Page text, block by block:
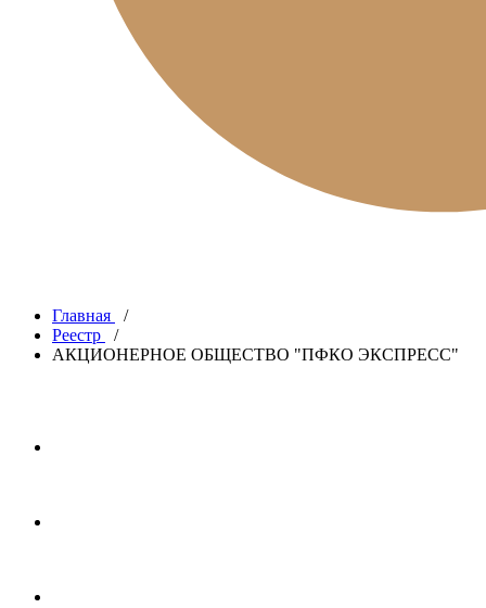
Главная
/
Реестр
/
АКЦИОНЕРНОЕ ОБЩЕСТВО "ПФКО ЭКСПРЕСС"